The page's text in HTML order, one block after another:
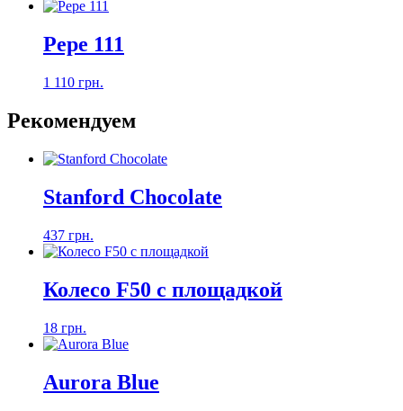
Pepe 111
1 110 грн.
Рекомендуем
Stanford Chocolate
437 грн.
Колесо F50 с площадкой
18 грн.
Aurora Blue